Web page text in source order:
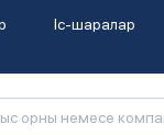
Іс-шаралар